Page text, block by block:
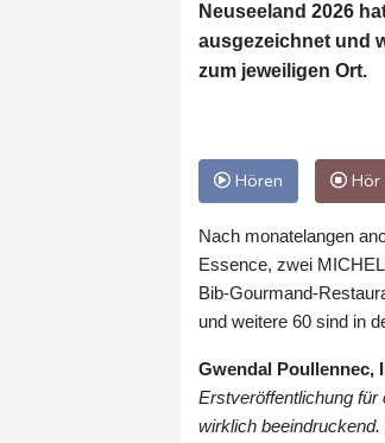
Neuseeland 2026
ausgezeichnet und
zum jeweiligen Ort.
Hören Hör
Nach monatelangen
Essence, zwei
Bib-Gourmand-
und weitere 60 sind in
Gwendal Poullennec,
Erstveröffentlichung für
wirklich